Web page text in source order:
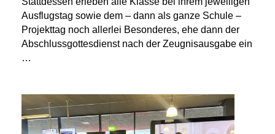
Ausflugstag sowie dem – dann als ganze Schule –
Projekttag noch allerlei Besonderes, ehe dann der
Abschlussgottesdienst nach der Zeugnisausgabe ein
…